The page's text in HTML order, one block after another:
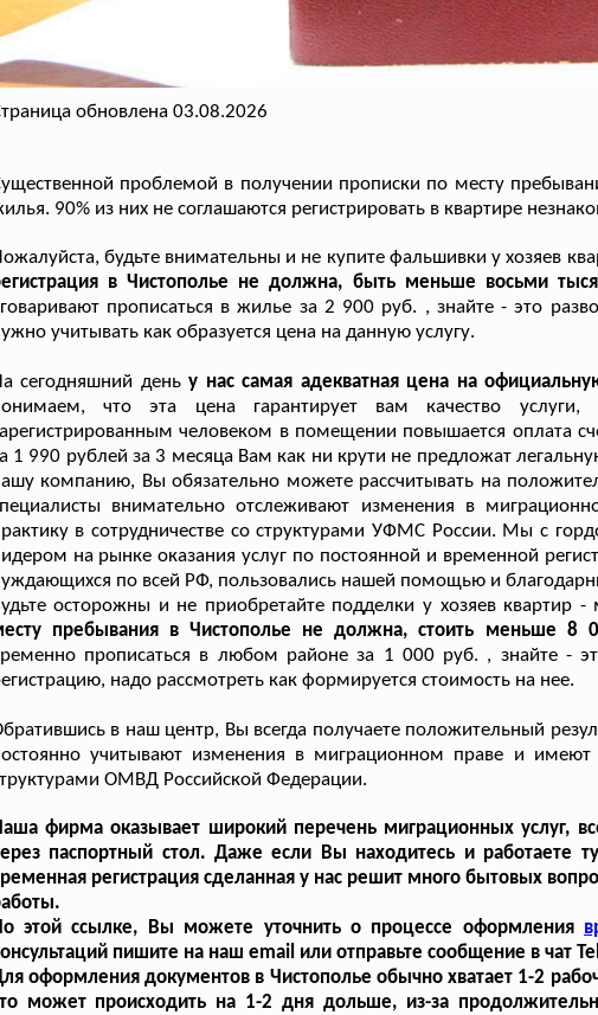
обновлена 03.08.2026
проблемой в получении прописки по месту
90% из них не соглашаются регистрировать в квартире
будьте внимательны и не купите фальшивки у хозяев
в Чистополье не должна, быть меньше восьми
прописаться в жилье за 2 900 руб. , знайте - это
учитывать как образуется цена на данную услугу.
сегодняшний деньу нас самая адекватная цена на
что эта цена гарантирует вам качество
человеком в помещении повышается оплата
1 990 рублей за 3 месяца Вам как ни крути не предложат
компанию, Вы обязательно можете рассчитывать на
внимательно отслеживают изменения в
в сотрудничестве со структурами УФМС России. Мы с
на рынке оказания услуг по постоянной и временной
по всей РФ, пользовались нашей помощью и
осторожны и не приобретайте подделки у хозяев квартир
пребывания в Чистополье не должна, стоить меньше 8
прописаться в любом районе за 1 000 руб. , знайте -
надо рассмотреть как формируется стоимость на нее.
в наш центр, Вы всегда получаете положительный
учитывают изменения в миграционном праве и имеют
ОМВД Российской Федерации.
фирма оказывает широкий перечень миграционных услуг,
паспортный стол. Даже если Вы находитесь и работаете
регистрация сделанная у нас решит много бытовых
этой ссылке, Вы можете уточнить о процессе оформления
пишите на наш email или отправьте сообщение в чат
оформления документов в Чистополье обычно хватает 1-2
может происходить на 1-2 дня дольше, из-за